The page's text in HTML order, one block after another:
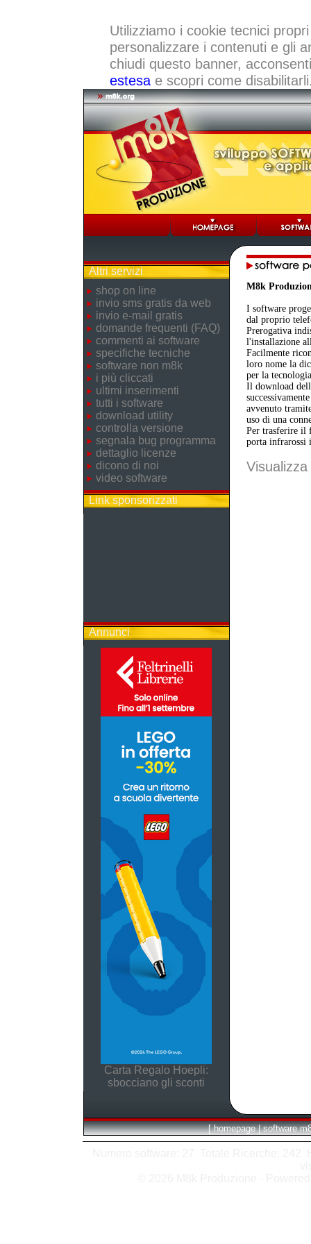
Utilizziamo i cookie tecnici
personalizzare i contenuti e gli
chiudi questo banner,
estesae scopri come
Altri servizi
shop on line
invio sms gratis da web
invio e-mail gratis
domande frequenti (FAQ)
commenti ai software
specifiche tecniche
software non m8k
i più cliccati
ultimi inserimenti
tutti i software
download utility
controlla versione
segnala bug programma
dettaglio licenze
dicono di noi
video software
Link sponsorizzati
Annunci
Carta Regalo Hoepli:
sbocciano gli sconti
M8k
I software
dal proprio
Prerogativa
l'installazione
Facilmente
loro nome la
per la
Il download
avvenuto
uso di una
Per trasferire il
porta infrarossi
[ homepage | software